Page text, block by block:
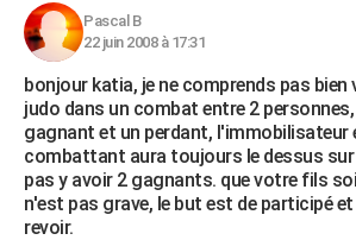
Pascal B
22 juin 2008 à 17:31
bonjour katia, je ne comprends pas bien
judo dans un combat entre 2
gagnant et un perdant, l'immobilisateur
combattant aura toujours le dessus sur
pas y avoir 2 gagnants. que votre fils
n'est pas grave, le but est de participé
revoir.